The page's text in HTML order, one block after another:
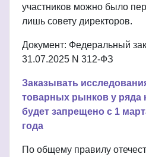
участников можно было
лишь совету директоров.
Документ: Федеральный
31.07.2025 N 312-ФЗ
Заказывать
товарных рынков у ряда
будет запрещено с 1
года
По общему правилу